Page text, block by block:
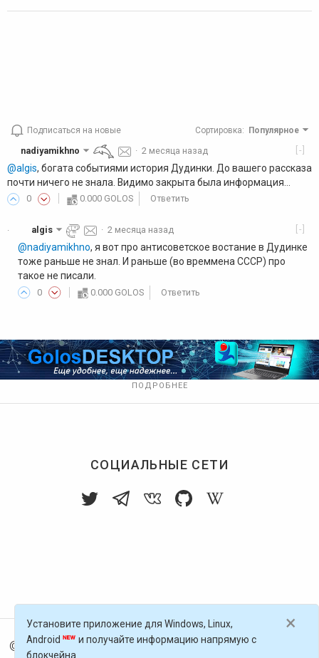
Подписаться на новые Сортировка: Популярное
[-]
nadiyamikhno ·2 месяца назад
@algis, богата событиями история Дудинки. До вашего рассказа
почти ничего не знала. Видимо закрыта была информация...
0 0.000 GOLOS Ответить
· [-]
algis ·2 месяца назад
@nadiyamikhno, я вот про антисоветское востание в Дудинке
тоже раньше не знал. И раньше (во времмена СССР) про
такое не писали.
0 0.000 GOLOS Ответить
ПОДРОБНЕЕ
СОЦИАЛЬНЫЕ СЕТИ
© 2016-2026Голос Блоги — децентрализованная п
×
Установите приложение для Windows, Linux,
Android
и получайте информацию напрямую с
блокчейна